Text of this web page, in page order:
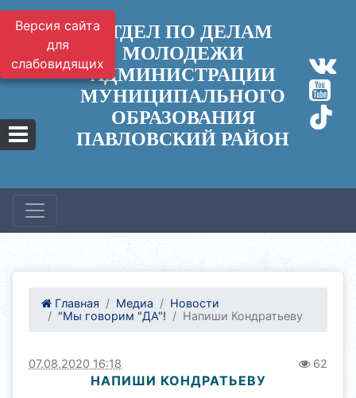
Версия сайта
для
слабовидящих
ОТДЕЛ ПО ДЕЛАМ
МОЛОДЕЖИ
АДМИНИСТРАЦИИ
МУНИЦИПАЛЬНОГО
ОБРАЗОВАНИЯ
ПАВЛОВСКИЙ РАЙОН
Главная Медиа
Новости
"Мы говорим "ДА"!
Напиши Кондратьеву
07.08.2020 16:18 62
НАПИШИ КОНДРАТЬЕВУ